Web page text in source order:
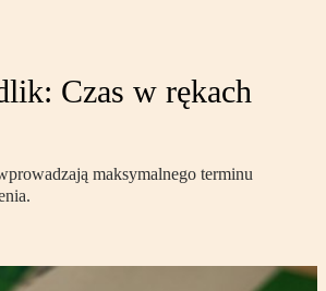
Czas w rękach
maksymalnego terminu